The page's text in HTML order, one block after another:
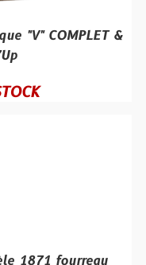
"V" COMPLET &
1871 fourreau